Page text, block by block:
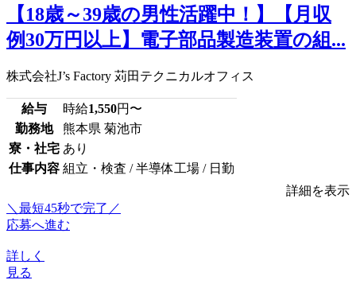
【18歳～39歳の男性活躍中！】【月収
例30万円以上】電子部品製造装置の組...
株式会社J’s Factory 苅田テクニカルオフィス
給与 時給1,550円〜
勤務地
熊本県 菊池市
寮・社宅 あり
仕事内容 組立・検査 / 半導体工場 / 日勤
詳細を表示
＼最短45秒で完了／
応募へ進む
詳しく
見る